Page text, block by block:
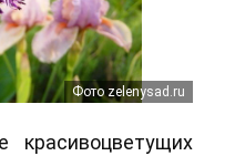
Фото zelenysad.ru
красивоцветущих